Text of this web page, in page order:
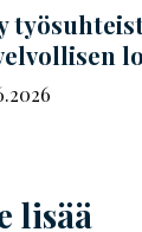
lisää